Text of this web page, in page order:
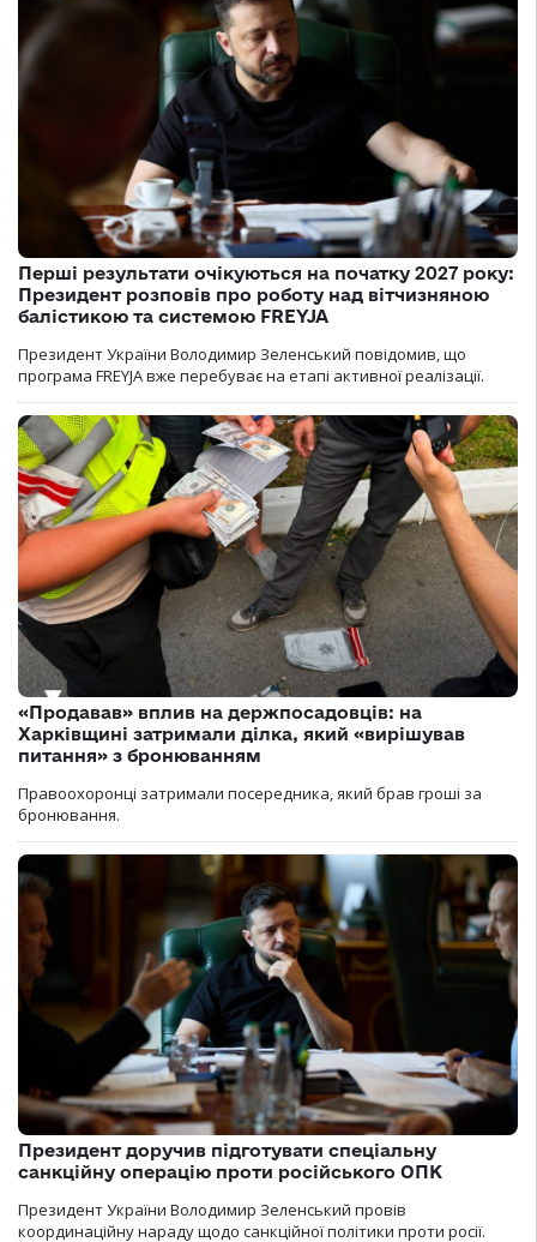
Перші результати очікуються на початку 2027 року:
Президент розповів про роботу над вітчизняною
балістикою та системою FREYJA
Президент України Володимир Зеленський повідомив, що
програма FREYJA вже перебуває на етапі активної реалізації.
«Продавав» вплив на держпосадовців: на
Харківщині затримали ділка, який «вирішував
питання» з бронюванням
Правоохоронці затримали посередника, який брав гроші за
бронювання.
Президент доручив підготувати спеціальну
санкційну операцію проти російського ОПК
Президент України Володимир Зеленський провів
координаційну нараду щодо санкційної політики проти росії.